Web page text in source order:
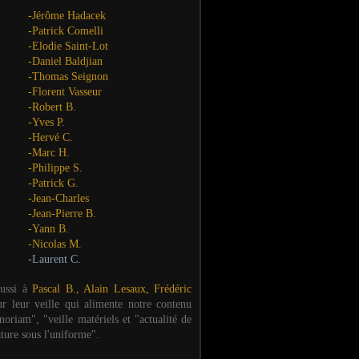
-Jérôme Hadacek
-Patrick Comelli
-Elodie Saint-Lot
-Daniel Baldjian
-Thomas Seignon
-Florent Vasseur
-Robert B.
-Yves P.
-Hervé C.
-Marc H.
-Philippe S.
-Patrick G.
-Jean-Charles
-Jean-Pierre B.
-Yann B.
-Nicolas M.
-Laurent C.
àPascal B., Alain Lesaux, Frédéric
leur veille qui alimente notre contenu
"veille matériels et "actualité de
sous l'uniforme".